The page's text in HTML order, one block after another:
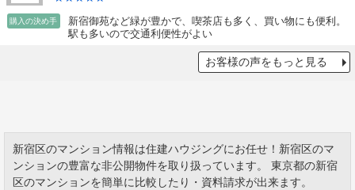
購入の決め手
新宿御苑など緑が豊かで、喫茶店も多く、買い物にも便利。
駅も多いので交通利便性がよい
お客様の声をもっと見る
新宿区のマンション情報は住建ハウジングにお任せ！新宿区のマ
ンションの豊富な非公開物件を取り扱っています。 東京都の新宿
区のマンションを簡単に比較したり・資料請求が出来ます。